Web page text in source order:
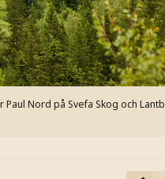
Nord på Svefa Skog och